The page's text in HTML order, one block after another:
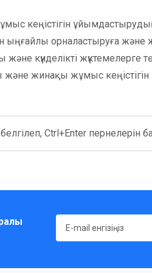
кеңістігін
ыңғайлы орналастыруға және
күнделікті жүктемелерге
және жинақы жұмыс кеңістігін
Ctrl+Enter пернелерін